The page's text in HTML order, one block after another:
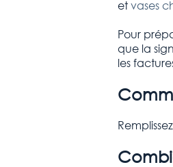
etvases
Pour
que la
les